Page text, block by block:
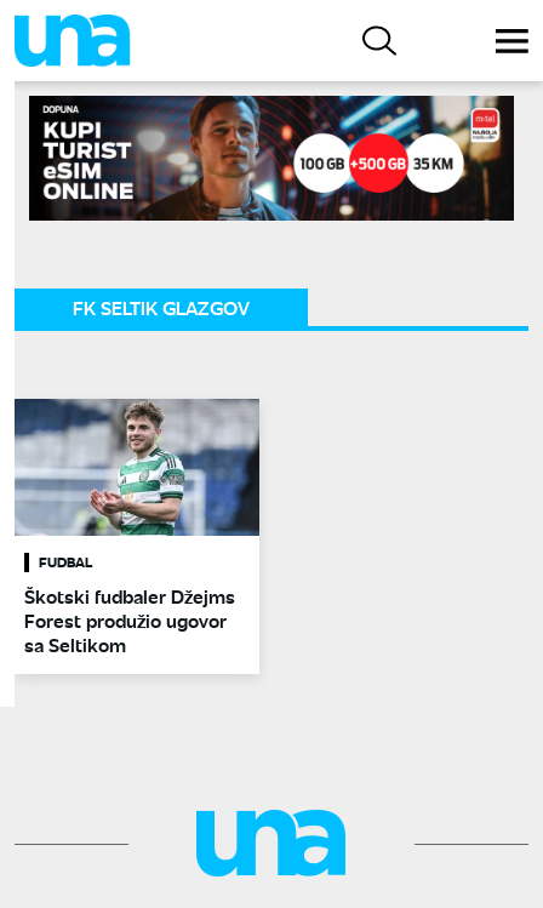
FK SELTIK GLAZGOV
FUDBAL
Škotski fudbaler Džejms
Forest produžio ugovor
sa Seltikom